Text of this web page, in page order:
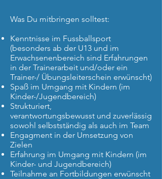
Was Du mitbringen solltest:
Kenntnisse im Fussballsport
(besonders ab der U13 und im
Erwachsenenbereich sind Erfahrungen
in der Trainerarbeit und/oder ein
Trainer-/ Übungsleiterschein erwünscht)
Spaß im Umgang mit Kindern (im
Kinder-/Jugendbereich)
Strukturiert,
verantwortungsbewusst und zuverlässig
sowohl selbstständig als auch im Team
Engagment in der Umsetzung von
Zielen
Erfahrung im Umgang mit Kindern (im
Kinder- und Jugendbereich)
Teilnahme an Fortbildungen erwünscht